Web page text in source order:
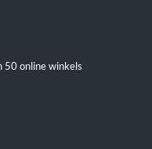
50 online winkels